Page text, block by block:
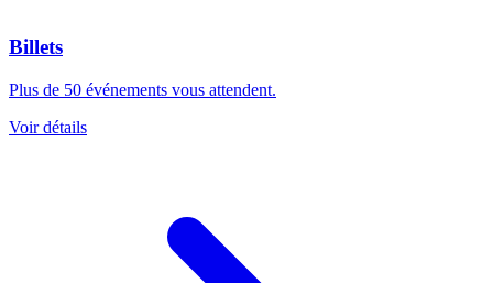
Billets
Plus de 50 événements vous attendent.
Voir détails